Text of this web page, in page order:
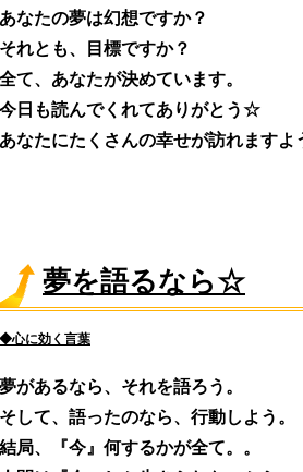
あなたの夢は幻想ですか？
それとも、目標ですか？
全て、あなたが決めています。
今日も読んでくれてありがとう☆
あなたにたくさんの幸せが訪れますよ
夢を語るなら☆
◆心に効く言葉
夢があるなら、それを語ろう。
そして、語ったのなら、行動しよう。
結局、『今』何するかが全て。。